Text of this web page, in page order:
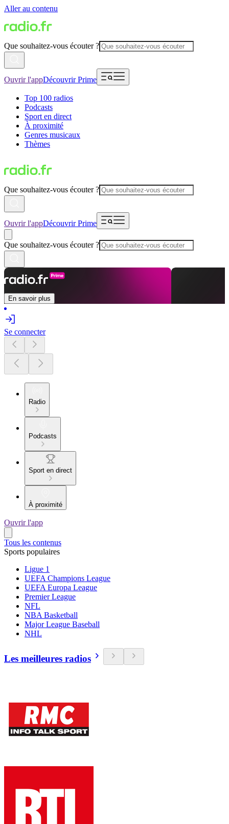
Aller au contenu
Que souhaitez-vous écouter ?
Ouvrir l'appDécouvrir Prime
Top 100 radios
Podcasts
Sport en direct
À proximité
Genres musicaux
Thèmes
Que souhaitez-vous écouter ?
Ouvrir l'appDécouvrir Prime
Que souhaitez-vous écouter ?
En savoir plus
Se connecter
Radio
Podcasts
Sport en direct
À proximité
Ouvrir l'app
Tous les contenus
Sports populaires
Ligue 1
UEFA Champions League
UEFA Europa League
Premier League
NFL
NBA Basketball
Major League Baseball
NHL
Les meilleures radios